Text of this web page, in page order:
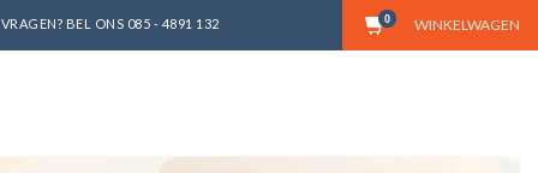
VRAGEN? BEL ONS 085 - 4891 132 WINKELWAGEN
0